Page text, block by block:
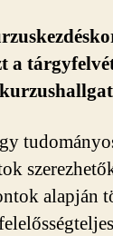
a
alapján